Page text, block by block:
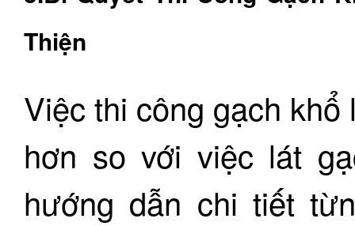
Thiện
Việc thi công gạch
hơn so với việc lát
hướng dẫn chi tiết